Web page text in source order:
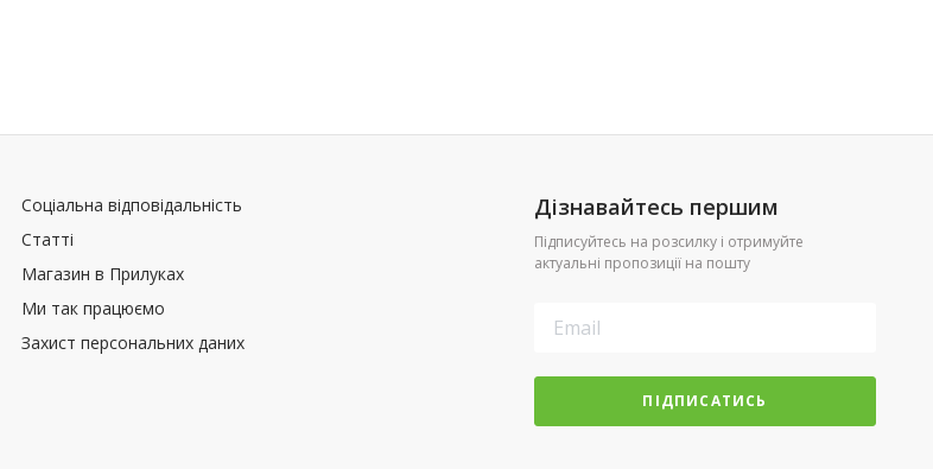
Соціальна відповідальність
Статті
Магазин в Прилуках
Ми так працюємо
Захист персональних даних
Дізнавайтесь першим
Підписуйтесь на розсилку і отримуйте
актуальні пропозиції на пошту
ПІДПИСАТИСЬ